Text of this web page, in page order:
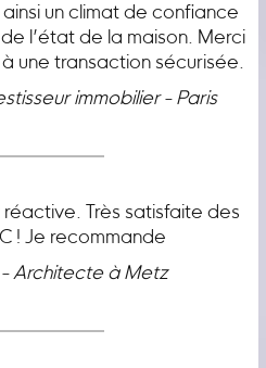
un climat de confiance
l’état de la maison. Merci
une transaction sécurisée.
immobilier - Paris
Très satisfaite des
! Je recommande
Architecte à Metz